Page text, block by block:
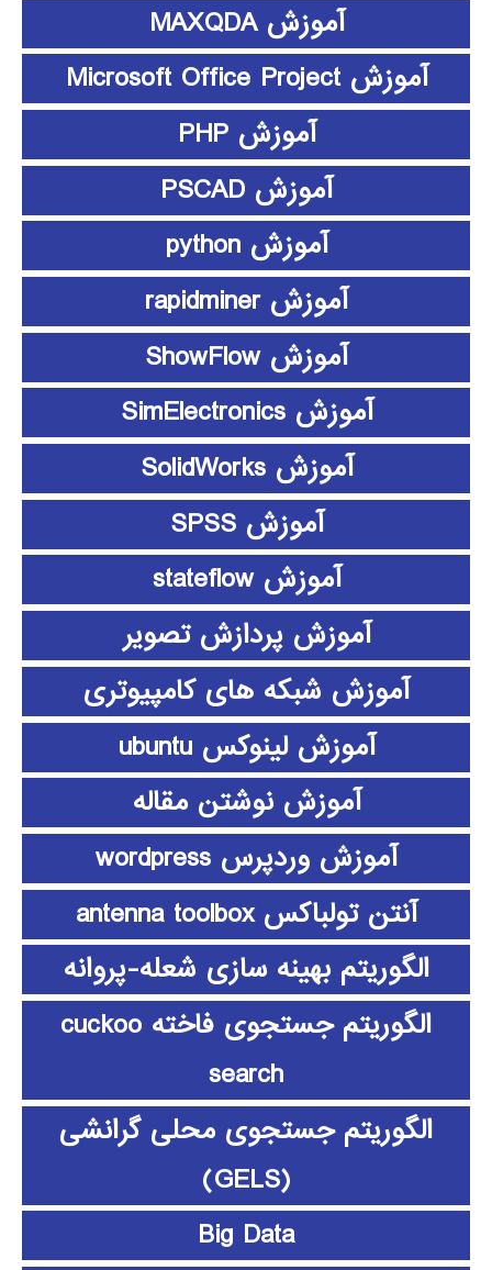
آموزش MAXQDA
آموزش Microsoft Office Project
آموزش PHP
آموزش PSCAD
آموزش python
آموزش rapidminer
آموزش ShowFlow
آموزش SimElectronics
آموزش SolidWorks
آموزش SPSS
آموزش stateflow
آموزش پردازش تصویر
آموزش شبکه های کامپیوتری
آموزش لینوکس ubuntu
آموزش نوشتن مقاله
آموزش وردپرس wordpress
آنتن تولباکس antenna toolbox
الگوریتم بهینه سازی شعله-پروانه
الگوریتم جستجوی فاخته cuckoo
search
الگوریتم جستجوی محلی گرانشی
(GELS)
Big Data